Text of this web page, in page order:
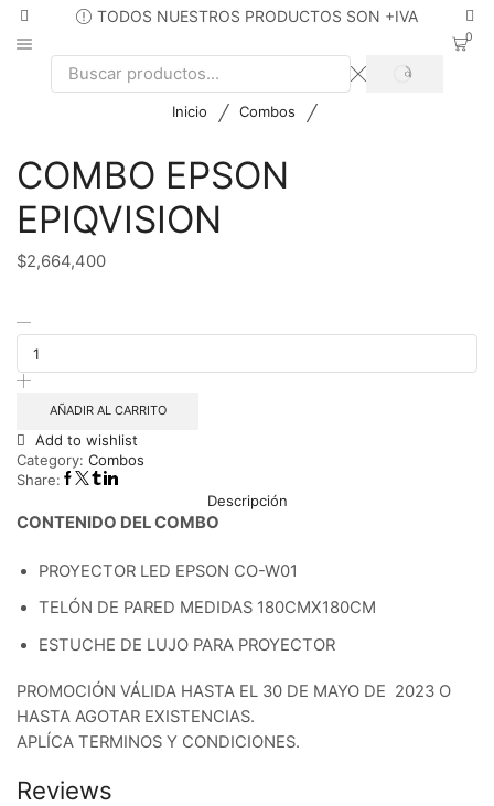
TODOS NUESTROS PRODUCTOS SON +IVA
0
Search
SEARCH
Inicio / Combos /
COMBO EPSON
EPIQVISION
$2,664,400
EPSON
EPIQVISION
AÑADIR AL CARRITO
Add to wishlist
Category: Combos
Share:
Descripción
CONTENIDO DEL COMBO
PROYECTOR LED EPSON CO-W01
TELÓN DE PARED MEDIDAS 180CMX180CM
ESTUCHE DE LUJO PARA PROYECTOR
PROMOCIÓN VÁLIDA HASTA EL 30 DE MAYO DE 2023 O
HASTA AGOTAR EXISTENCIAS.
APLÍCA TERMINOS Y CONDICIONES.
Reviews